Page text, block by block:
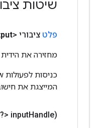
שיטות
פלט ציבורי <Object>
מחזירה את
המייצגת את
inputHandle)